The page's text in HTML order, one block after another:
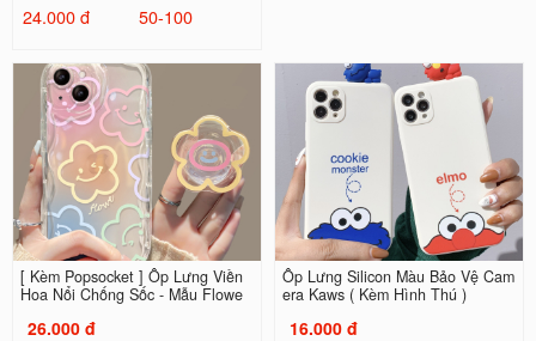
24.000 đ
50-100
[ Kèm Popsocket ] Ốp Lưng Viền
Hoa Nổi Chống Sốc - Mẫu Flowe
26.000 đ
Ốp Lưng Silicon Màu Bảo Vệ Cam
era Kaws ( Kèm Hình Thú )
16.000 đ